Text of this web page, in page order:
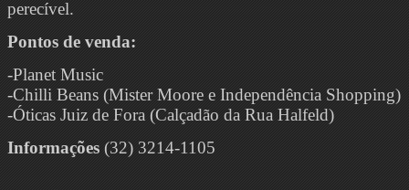
perecível.
Pontos de venda:
-Planet Music
-Chilli Beans (Mister Moore e Independência Shopping)
-Óticas Juiz de Fora (Calçadão da Rua Halfeld)
Informações (32) 3214-1105